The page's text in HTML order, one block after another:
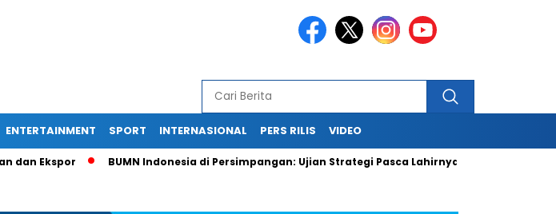
ENTERTAINMENT SPORT INTERNASIONAL PERS RILIS VIDEO
BUMN Indonesia di Persimpangan: Ujian Strategi Pasca Lahirnya Danantara